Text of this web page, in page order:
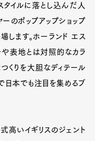
タイルに落とし込んだ人
ーのポップアップショップ
します。ホーランド エス
や表地とは対照的なカラ
くりを大胆なディテール
日本でも注目を集めるブ
高いイギリスのジェント